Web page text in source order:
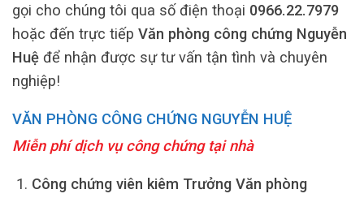
gọi cho chúng tôi qua số điện thoại 0966.22.7979
hoặc đến trực tiếp Văn phòng công chứng Nguyễn
Huệ để nhận được sự tư vấn tận tình và chuyên
nghiệp!
VĂN PHÒNG CÔNG CHỨNG NGUYỄN HUỆ
Miễn phí dịch vụ công chứng tại nhà
Công chứng viên kiêm Trưởng Văn phòng